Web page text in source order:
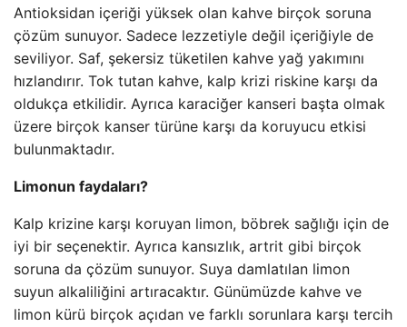
Antioksidan içeriği yüksek olan kahve birçok soruna
çözüm sunuyor. Sadece lezzetiyle değil içeriğiyle de
seviliyor. Saf, şekersiz tüketilen kahve yağ yakımını
hızlandırır. Tok tutan kahve, kalp krizi riskine karşı da
oldukça etkilidir. Ayrıca karaciğer kanseri başta olmak
üzere birçok kanser türüne karşı da koruyucu etkisi
bulunmaktadır.
Limonun faydaları?
Kalp krizine karşı koruyan limon, böbrek sağlığı için de
iyi bir seçenektir. Ayrıca kansızlık, artrit gibi birçok
soruna da çözüm sunuyor. Suya damlatılan limon
suyun alkaliliğini artıracaktır. Günümüzde kahve ve
limon kürü birçok açıdan ve farklı sorunlara karşı tercih